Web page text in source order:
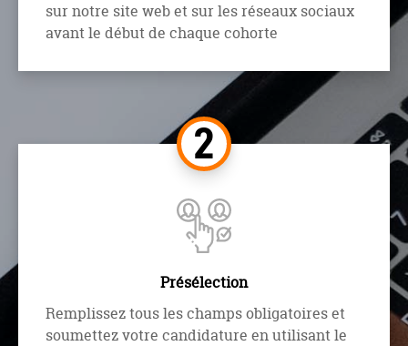
sur notre site web et sur les réseaux sociaux
avant le début de chaque cohorte
Présélection
Remplissez tous les champs obligatoires et
soumettez votre candidature en utilisant le